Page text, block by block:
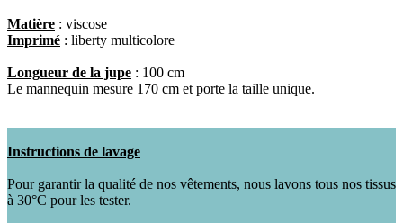
Matière : viscose
Imprimé : liberty multicolore
Longueur de la jupe : 100 cm
Le mannequin mesure 170 cm et porte la taille unique.
Instructions de lavage
Pour garantir la qualité de nos vêtements, nous lavons tous nos tissus
à 30°C pour les tester.